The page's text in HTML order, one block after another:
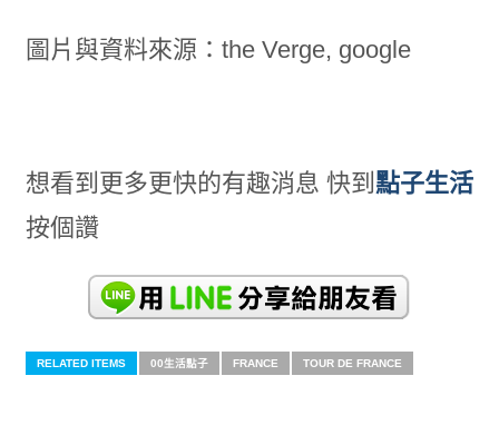
圖片與資料來源：the Verge, google
想看到更多更快的有趣消息 快到 點子生活
按個讚
RELATED ITEMS 00生活點子 FRANCE TOUR DE FRANCE